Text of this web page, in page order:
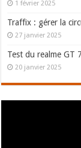
1 février 2025
Traffix : gérer la
27 janvier 2025
Test du realme GT
20 janvier 2025